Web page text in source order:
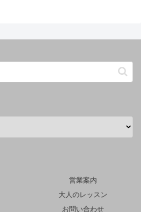
営業案内
大人のレッスン
お問い合わせ